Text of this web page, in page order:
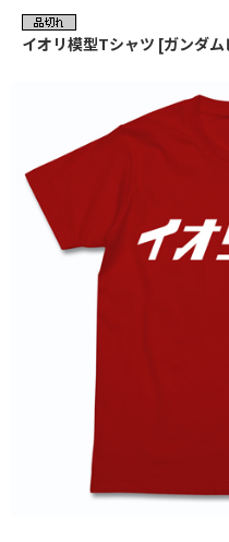
イオリ模型Tシャツ [ガンダ